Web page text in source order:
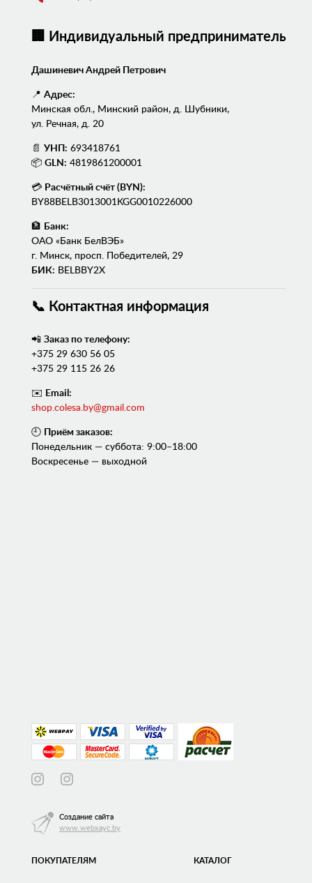
ПОКУПАТЕЛЯМ КАТАЛОГ
🏢 Индивидуальный предприниматель
Дашиневич Андрей Петрович
📍 Адрес:
Минская обл., Минский район, д. Шубники,
ул. Речная, д. 20
📄 УНП: 693418761
📦 GLN: 4819861200001
💳 Расчётный счёт (BYN):
BY88BELB3013001KGG0010226000
🏦
Банк:
ОАО «Банк БелВЭБ»
г. Минск, просп. Победителей, 29
БИК: BELBBY2X
📞 Контактная информация
📲 Заказ по телефону:
+375 29 630 56 05
+375 29 115 26 26
✉️ Email:
shop.colesa.by@gmail.com
🕘 Приём заказов:
Понедельник — суббота: 9:00–18:00
Воскресенье — выходной
Создание сайта
www.webxayc.by